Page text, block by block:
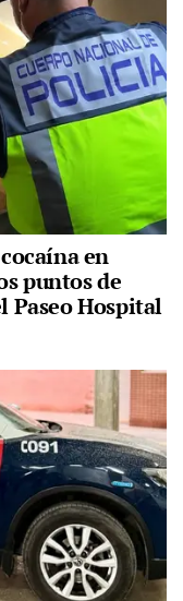
en
puntos de
Paseo Hospital